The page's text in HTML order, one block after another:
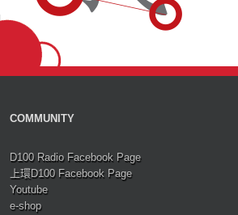
COMMUNITY
D100 Radio Facebook Page
上環D100 Facebook Page
Youtube
e-shop